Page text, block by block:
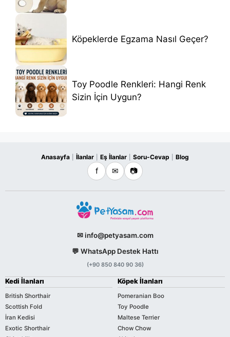
Köpeklerde Egzama Nasıl Geçer?
Toy Poodle Renkleri: Hangi Renk
Sizin İçin Uygun?
Anasayfa İlanlar Eş İlanlar Soru-Cevap Blog
f ✉ 📷
✉ info@petyasam.com
💬 WhatsApp Destek Hattı
(+90 850 840 90 36)
Kedi İlanları
British Shorthair
Scottish Fold
İran Kedisi
Exotic Shorthair
Köpek İlanları
Pomeranian Boo
Toy Poodle
Maltese Terrier
Chow Chow